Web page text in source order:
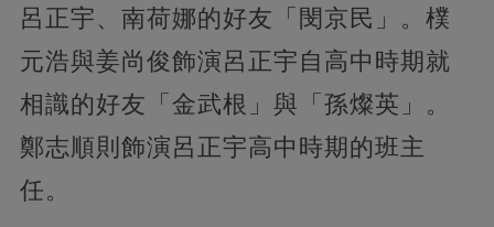
呂正宇、南荷娜的好友「閔京民」。樸
元浩與姜尚俊飾演呂正宇自高中時期就
相識的好友「金武根」與「孫燦英」。
鄭志順則飾演呂正宇高中時期的班主
任。